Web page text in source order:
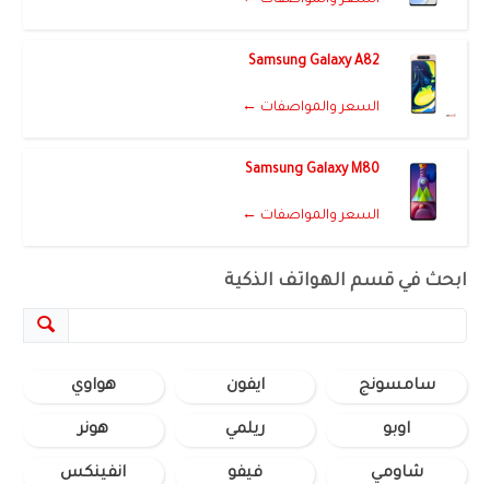
Samsung Galaxy A82
السعر والمواصفات ←
Samsung Galaxy M80
السعر والمواصفات ←
ابحث في قسم الهواتف الذكية
سامسونج ايفون هواوي
اوبو ريلمي هونر
شاومي فيفو انفينكس